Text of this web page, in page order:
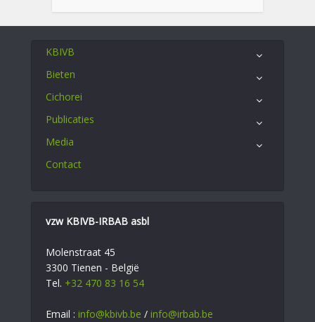
KBIVB
Bieten
Cichorei
Publicaties
Media
Contact
vzw KBIVB-IRBAB asbl
Molenstraat 45
3300 Tienen - België
Tel. +32 470 83 16 54
Email : info@kbivb.be / info@irbab.be